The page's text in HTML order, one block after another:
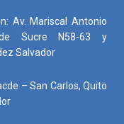
Av. Mariscal Antonio
Sucre N58-63 y
Salvador
– San Carlos, Quito